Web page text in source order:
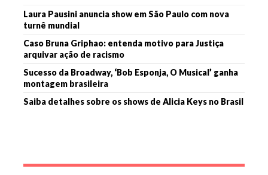
Laura Pausini anuncia show em São Paulo com nova
turnê mundial
Caso Bruna Griphao: entenda motivo para Justiça
arquivar ação de racismo
Sucesso da Broadway, ‘Bob Esponja, O Musical’ ganha
montagem brasileira
Saiba detalhes sobre os shows de Alicia Keys no Brasil